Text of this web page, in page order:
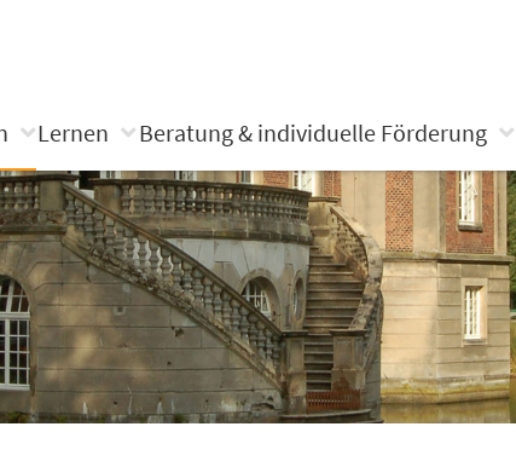
Lernen Beratung & individuelle Förderung